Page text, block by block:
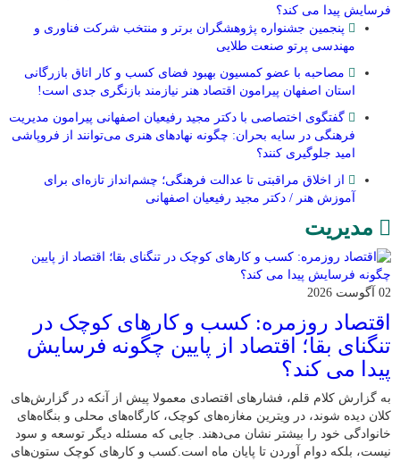
فرسایش پیدا می کند؟
پنجمین جشنواره پژوهشگران برتر و منتخب شرکت فناوری و
مهندسی پرتو صنعت طلایی
مصاحبه با عضو کمسیون بهبود فضای کسب و کار اتاق بازرگانی
استان اصفهان پیرامون اقتصاد هنر نیازمند بازنگری جدی است!
گفتگوی اختصاصی با دکتر مجید رفیعیان اصفهانی پیرامون مدیریت
فرهنگی در سایه بحران: چگونه نهادهای هنری می‌توانند از فروپاشی
امید جلوگیری کنند؟
از اخلاق مراقبتی تا عدالت فرهنگی؛ چشم‌انداز تازه‌ای برای
آموزش هنر / دکتر مجید رفیعیان اصفهانی
مدیریت
02 آگوست 2026
اقتصاد روزمره: کسب‌ و کارهای کوچک در
تنگنای بقا؛ اقتصاد از پایین چگونه فرسایش
پیدا می کند؟
به گزارش کلام قلم، فشارهای اقتصادی معمولا پیش از آنکه در گزارش‌های
کلان دیده شوند، در ویترین مغازه‌های کوچک، کارگاه‌های محلی و بنگاه‌های
خانوادگی خود را بیشتر نشان می‌دهند. جایی که مسئله دیگر توسعه و سود
نیست، بلکه دوام آوردن تا پایان ماه است.کسب‌ و کارهای کوچک ستون‌های